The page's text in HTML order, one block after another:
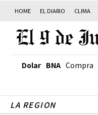
HOME EL DIARIO CLIMA
Dolar BNA Compra
LA REGION